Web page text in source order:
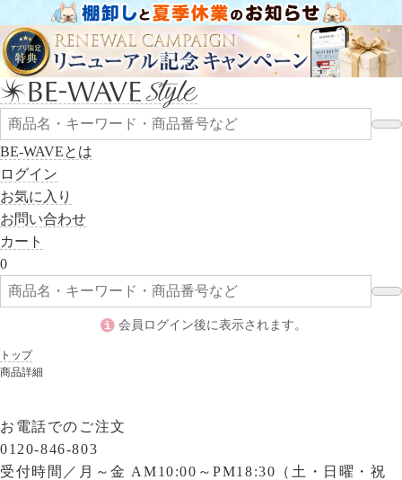
BE-WAVEとは
ログイン
お気に入り
お問い合わせ
カート
0
トップ
商品詳細
会員ログイン後に表示されます。
お電話でのご注文
0120-846-803
受付時間／ 月～金 AM10:00～PM18:30（土・日曜・祝